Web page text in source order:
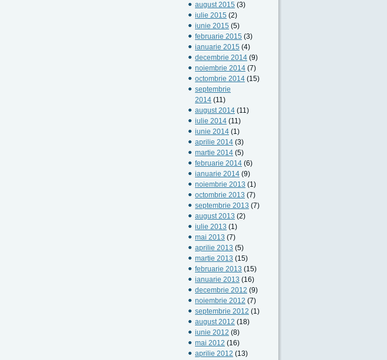
august 2015 (3)
iulie 2015 (2)
iunie 2015 (5)
februarie 2015 (3)
ianuarie 2015 (4)
decembrie 2014 (9)
noiembrie 2014 (7)
octombrie 2014 (15)
septembrie
2014 (11)
august 2014 (11)
iulie 2014 (11)
iunie 2014 (1)
aprilie 2014 (3)
martie 2014 (5)
februarie 2014 (6)
ianuarie 2014 (9)
noiembrie 2013 (1)
octombrie 2013 (7)
septembrie 2013 (7)
august 2013 (2)
iulie 2013 (1)
mai 2013 (7)
aprilie 2013 (5)
martie 2013 (15)
februarie 2013 (15)
ianuarie 2013 (16)
decembrie 2012 (9)
noiembrie 2012 (7)
septembrie 2012 (1)
august 2012 (18)
iunie 2012 (8)
mai 2012 (16)
aprilie 2012 (13)